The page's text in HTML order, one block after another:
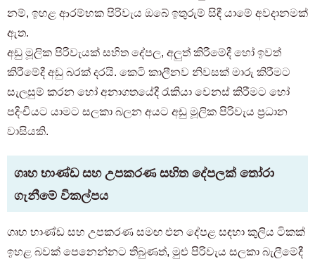
නම්, ඉහළ ආරම්භක පිරිවැය ඔබේ ඉතුරුම් සිඳී යාමේ අවදානමක්
ඇත.
අඩු මූලික පිරිවැයක් සහිත දේපල, අලුත් කිරීමේදී හෝ ඉවත්
කිරීමේදී අඩු බරක් දරයි. කෙටි කාලීනව නිවසක් මාරු කිරීමට
සැලසුම් කරන හෝ අනාගතයේදී රැකියා වෙනස් කිරීමට හෝ
පදිංචියට යාමට සලකා බලන අයට අඩු මූලික පිරිවැය ප්‍රධාන
වාසියකි.
ගෘහ භාණ්ඩ සහ උපකරණ සහිත දේපලක් තෝරා
ගැනීමේ විකල්පය
ගෘහ භාණ්ඩ සහ උපකරණ සමඟ එන දේපළ සඳහා කුලිය ටිකක්
ඉහළ බවක් පෙනෙන්නට තිබුණත්, මුළු පිරිවැය සලකා බැලීමේදී